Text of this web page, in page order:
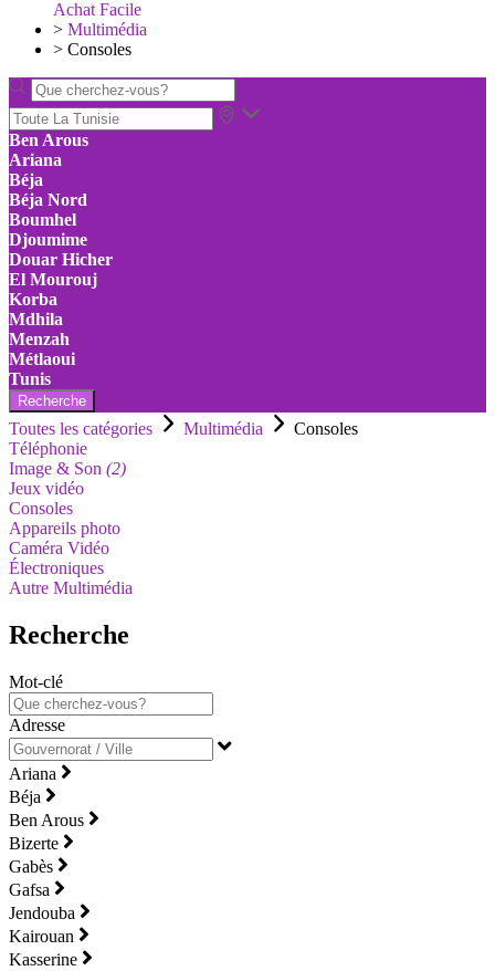
Achat Facile
> Multimédia
> Consoles
Ben Arous
Ariana
Béja
Béja Nord
Boumhel
Djoumime
Douar Hicher
El Mourouj
Korba
Mdhila
Menzah
Métlaoui
Tunis
Recherche
Toutes les catégories Multimédia
Consoles
Téléphonie
Image & Son (2)
Jeux vidéo
Consoles
Appareils photo
Caméra Vidéo
Électroniques
Autre Multimédia
Recherche
Mot-clé
Adresse
Ariana
Béja
Ben Arous
Bizerte
Gabès
Gafsa
Jendouba
Kairouan
Kasserine